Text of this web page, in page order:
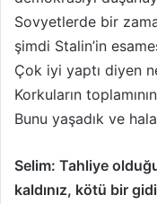
Sovyetlerde bir
şimdi Stalin’in
Çok iyi yaptı diyen
Korkuların
Bunu yaşadık ve
Selim: Tahliye
kaldınız, kötü bir